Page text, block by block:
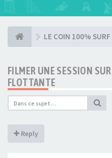
LE COIN 100%
FILMER UNE SESSION
FLOTTANTE
Reply